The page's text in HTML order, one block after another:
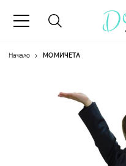
Начало МОМИЧЕТА